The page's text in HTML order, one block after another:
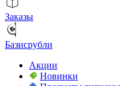
Заказы
Базисрубли
Акции
Новинки